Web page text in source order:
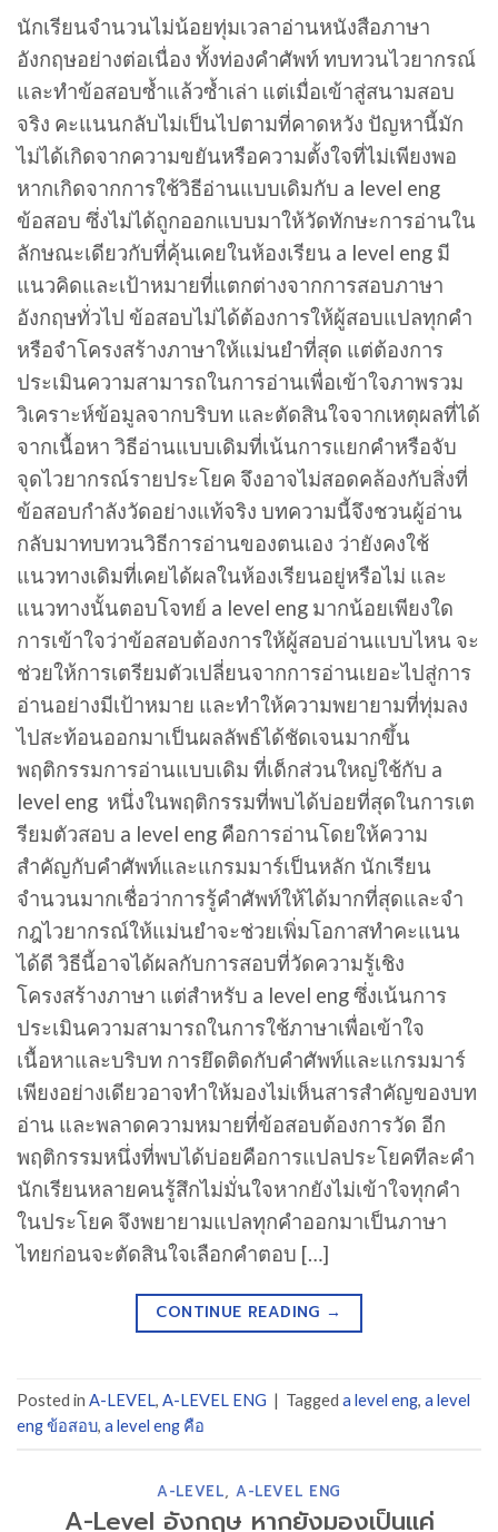
นักเรียนจำนวนไม่น้อยทุ่มเวลาอ่านหนังสือภาษา
อังกฤษอย่างต่อเนื่อง ทั้งท่องคำศัพท์ ทบทวนไวยากรณ์
และทำข้อสอบซ้ำแล้วซ้ำเล่า แต่เมื่อเข้าสู่สนามสอบ
จริง คะแนนกลับไม่เป็นไปตามที่คาดหวัง ปัญหานี้มัก
ไม่ได้เกิดจากความขยันหรือความตั้งใจที่ไม่เพียงพอ
หากเกิดจากการใช้วิธีอ่านแบบเดิมกับ a level eng
ข้อสอบ ซึ่งไม่ได้ถูกออกแบบมาให้วัดทักษะการอ่านใน
ลักษณะเดียวกับที่คุ้นเคยในห้องเรียน a level eng มี
แนวคิดและเป้าหมายที่แตกต่างจากการสอบภาษา
อังกฤษทั่วไป ข้อสอบไม่ได้ต้องการให้ผู้สอบแปลทุกคำ
หรือจำโครงสร้างภาษาให้แม่นยำที่สุด แต่ต้องการ
ประเมินความสามารถในการอ่านเพื่อเข้าใจภาพรวม
วิเคราะห์ข้อมูลจากบริบท และตัดสินใจจากเหตุผลที่ได้
จากเนื้อหา วิธีอ่านแบบเดิมที่เน้นการแยกคำหรือจับ
จุดไวยากรณ์รายประโยค จึงอาจไม่สอดคล้องกับสิ่งที่
ข้อสอบกำลังวัดอย่างแท้จริง บทความนี้จึงชวนผู้อ่าน
กลับมาทบทวนวิธีการอ่านของตนเอง ว่ายังคงใช้
แนวทางเดิมที่เคยได้ผลในห้องเรียนอยู่หรือไม่ และ
แนวทางนั้นตอบโจทย์ a level eng มากน้อยเพียงใด
การเข้าใจว่าข้อสอบต้องการให้ผู้สอบอ่านแบบไหน จะ
ช่วยให้การเตรียมตัวเปลี่ยนจากการอ่านเยอะไปสู่การ
อ่านอย่างมีเป้าหมาย และทำให้ความพยายามที่ทุ่มลง
ไปสะท้อนออกมาเป็นผลลัพธ์ได้ชัดเจนมากขึ้น
พฤติกรรมการอ่านแบบเดิม ที่เด็กส่วนใหญ่ใช้กับ a
level eng หนึ่งในพฤติกรรมที่พบได้บ่อยที่สุดในการเต
รียมตัวสอบ a level eng คือการอ่านโดยให้ความ
สำคัญกับคำศัพท์และแกรมมาร์เป็นหลัก นักเรียน
จำนวนมากเชื่อว่าการรู้คำศัพท์ให้ได้มากที่สุดและจำ
กฎไวยากรณ์ให้แม่นยำจะช่วยเพิ่มโอกาสทำคะแนน
ได้ดี วิธีนี้อาจได้ผลกับการสอบที่วัดความรู้เชิง
โครงสร้างภาษา แต่สำหรับ a level eng ซึ่งเน้นการ
ประเมินความสามารถในการใช้ภาษาเพื่อเข้าใจ
เนื้อหาและบริบท การยึดติดกับคำศัพท์และแกรมมาร์
เพียงอย่างเดียวอาจทำให้มองไม่เห็นสารสำคัญของบท
อ่าน และพลาดความหมายที่ข้อสอบต้องการวัด อีก
พฤติกรรมหนึ่งที่พบได้บ่อยคือการแปลประโยคทีละคำ
นักเรียนหลายคนรู้สึกไม่มั่นใจหากยังไม่เข้าใจทุกคำ
ในประโยค จึงพยายามแปลทุกคำออกมาเป็นภาษา
ไทยก่อนจะตัดสินใจเลือกคำตอบ […]
CONTINUE READING →
Posted in A-LEVEL, A-LEVEL ENG | Tagged a level eng, a level
eng ข้อสอบ, a level eng คือ
A-LEVEL, A-LEVEL ENG
A-Level อังกฤษ หากยังมองเป็นแค่